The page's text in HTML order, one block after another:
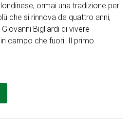
ormai una tradizione per
che si rinnova da quattro anni,
Bigliardi di vivere
in campo che fuori. Il primo